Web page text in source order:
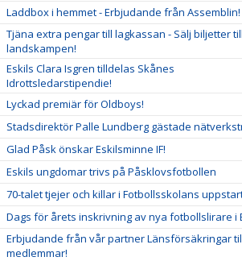
Laddbox i hemmet - Erbjudande från Assemblin!
Tjäna extra pengar till lagkassan - Sälj biljetter
landskampen!
Eskils Clara Isgren tilldelas Skånes
Idrottsledarstipendie!
Lyckad premiär för Oldboys!
Stadsdirektör Palle Lundberg gästade
Glad Påsk önskar Eskilsminne IF!
Eskils ungdomar trivs på Påsklovsfotbollen
70-talet tjejer och killar i Fotbollsskolans
Dags för årets inskrivning av nya fotbollslirare i
Erbjudande från vår partner Länsförsäkringar
medlemmar!